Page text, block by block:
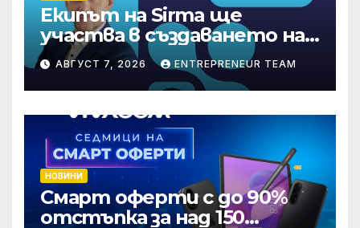
Екипът на Sirma ще
участва в създаването на
международните
стандарти за навлизане на
изкуствен интелект в
хотелиерството
АВГУСТ 7, 2026 ENTREPRENEUR TEAM
НОВИНИ
Смарт оферти с до 90%
отстъпка за над 150